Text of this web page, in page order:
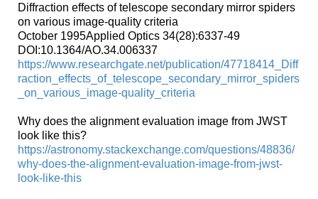
Diffraction effects of telescope secondary mirror spiders
on various image-quality criteria
October 1995Applied Optics 34(28):6337-49
DOI:10.1364/AO.34.006337
https://www.researchgate.net/publication/47718414_Diff
raction_effects_of_telescope_secondary_mirror_spiders
_on_various_image-quality_criteria
Why does the alignment evaluation image from JWST
look like this?
https://astronomy.stackexchange.com/questions/48836/
why-does-the-alignment-evaluation-image-from-jwst-
look-like-this